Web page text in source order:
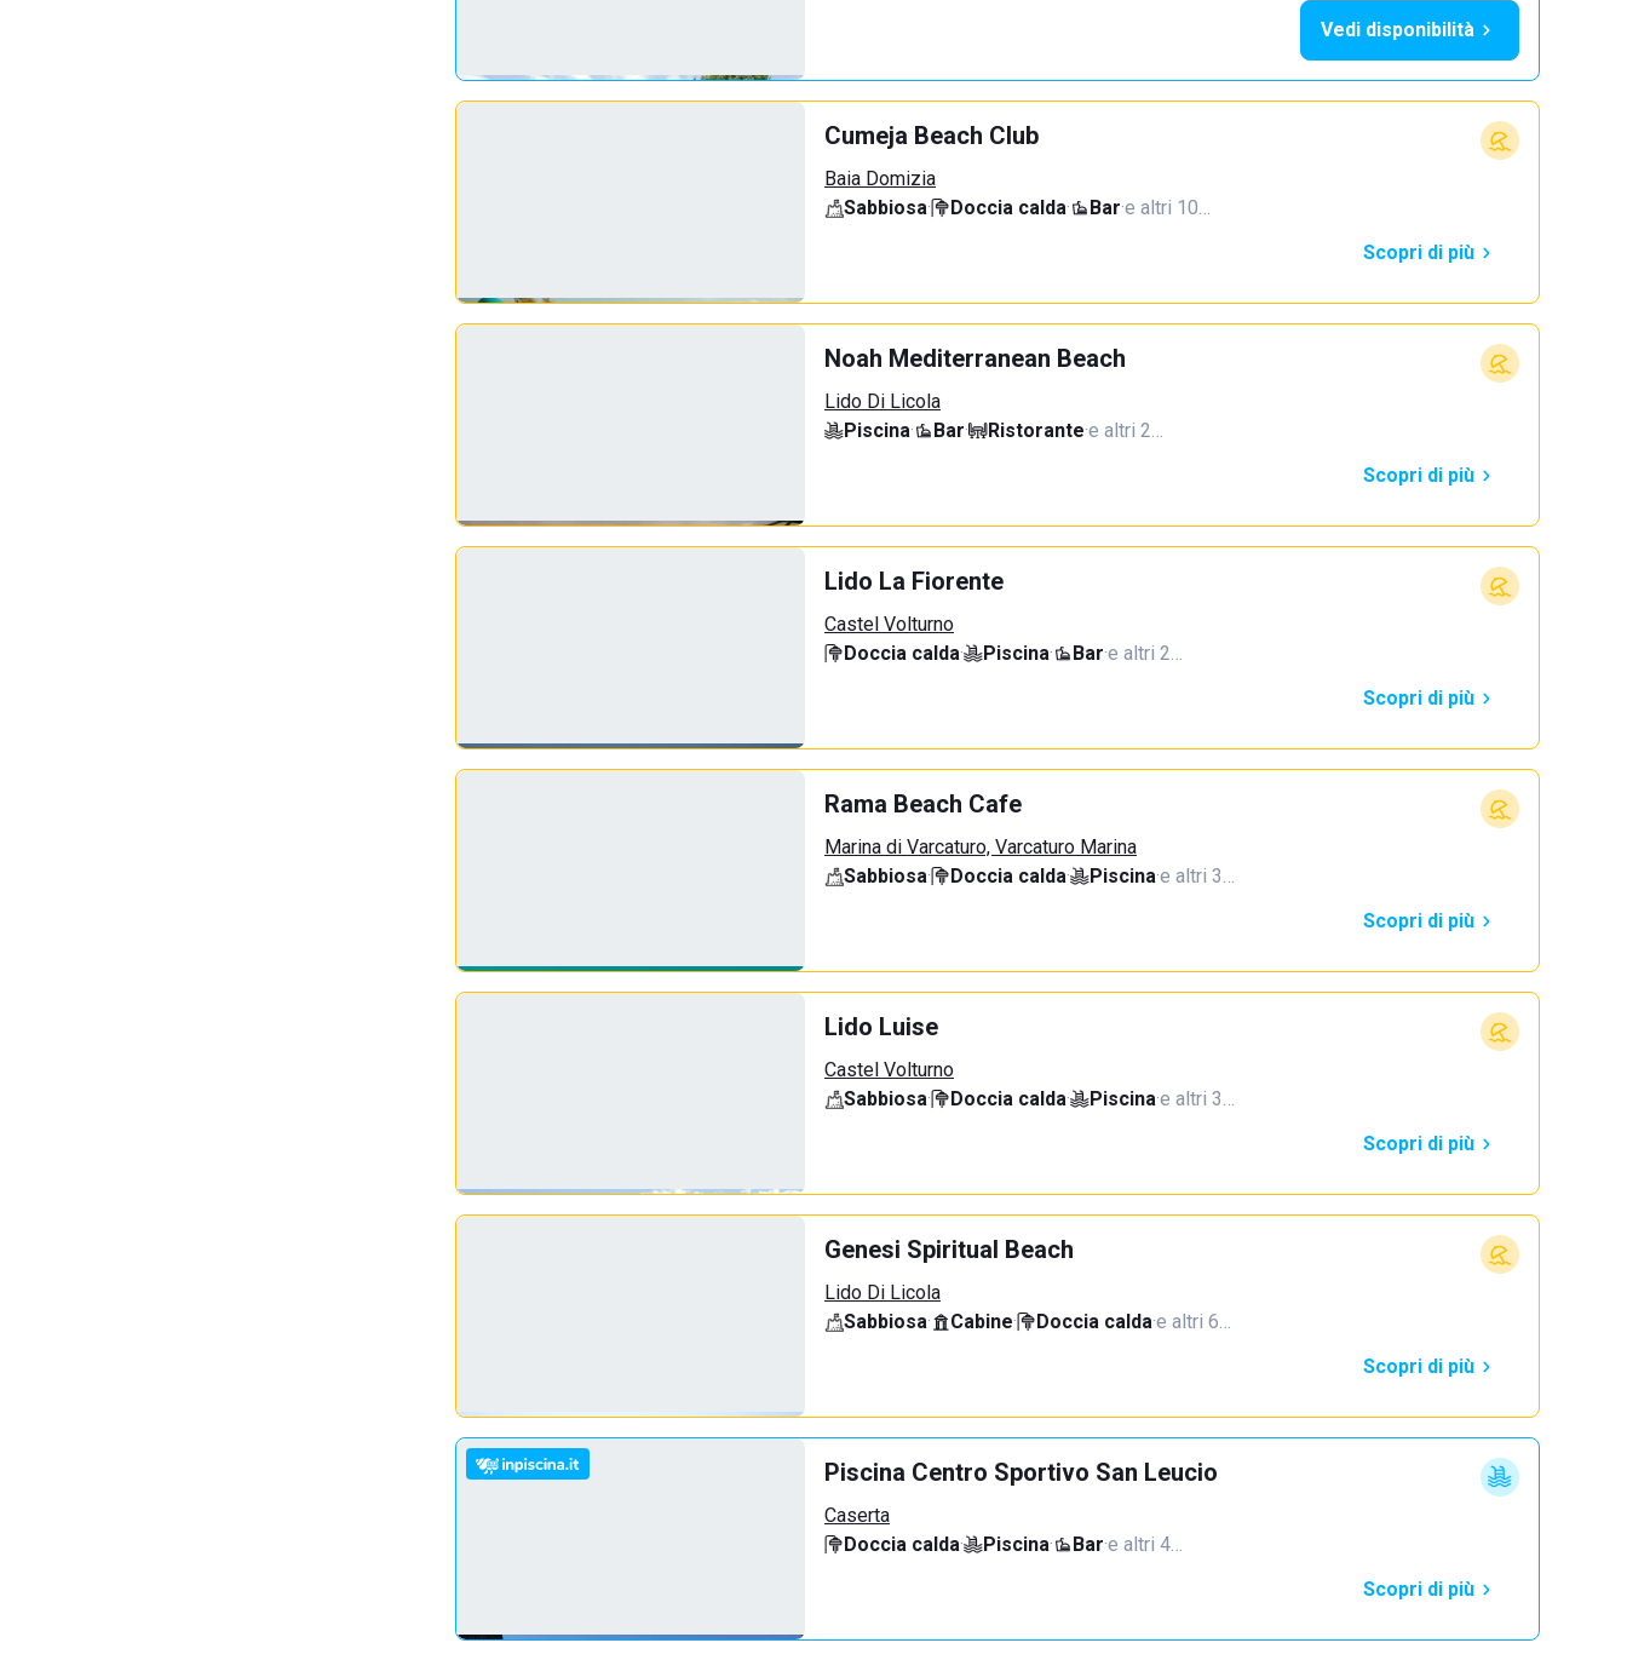
Vedi disponibilità
Cumeja Beach Club
Baia Domizia
Sabbiosa· Doccia calda· Bar·e altri 10…
Scopri di più
Noah Mediterranean Beach
Lido Di Licola
Piscina· Bar· Ristorante·e altri 2…
Scopri di più
Lido La Fiorente
Castel Volturno
Doccia calda· Piscina· Bar·e altri 2…
Scopri di più
Rama Beach Cafe
Marina di Varcaturo, Varcaturo Marina
Sabbiosa· Doccia calda· Piscina·e altri 3…
Scopri di più
Lido Luise
Castel Volturno
Sabbiosa· Doccia calda· Piscina·e altri 3…
Scopri di più
Genesi Spiritual Beach
Lido Di Licola
Sabbiosa· Cabine· Doccia calda·e altri 6…
Scopri di più
Piscina Centro Sportivo San Leucio
Caserta
Doccia calda· Piscina· Bar·e altri 4…
Scopri di più